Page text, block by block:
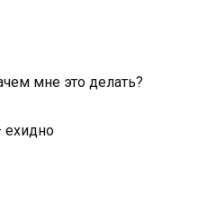
мне это делать?